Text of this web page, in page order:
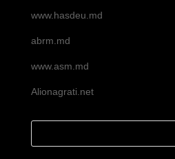
www.hasdeu.md
abrm.md
www.asm.md
Alionagrati.net